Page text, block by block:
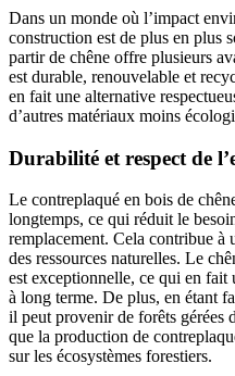
Dans un monde où l’impact
construction est de plus en plus
partir de chêne offre plusieurs
est durable, renouvelable et
en fait une alternative
d’autres matériaux moins
Durabilité et respect de
Le contreplaqué en bois de
longtemps, ce qui réduit le
remplacement. Cela contribue à
des ressources naturelles. Le
est exceptionnelle, ce qui en
à long terme. De plus, en étant
il peut provenir de forêts gérées
que la production de
sur les écosystèmes forestiers.